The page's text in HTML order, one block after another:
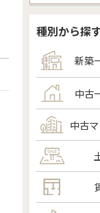
種別から探
新築
中古
中古